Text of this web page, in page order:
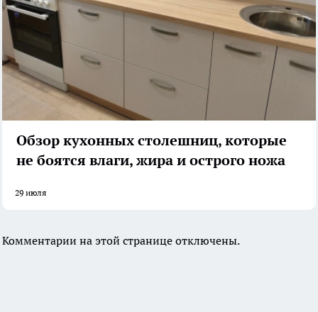
Обзор кухонных столешниц, которые
не боятся влаги, жира и острого ножа
29 июля
Комментарии на этой странице отключены.